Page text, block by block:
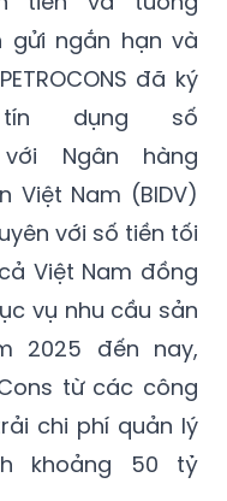
đã ký
dụng số
với Ngân hàng
Việt Nam (BIDV)
với số tiền tối
Việt Nam đồng
vụ nhu cầu sản
2025 đến nay,
từ các công
chi phí quản lý
khoảng 50 tỷ
ty có Quyền